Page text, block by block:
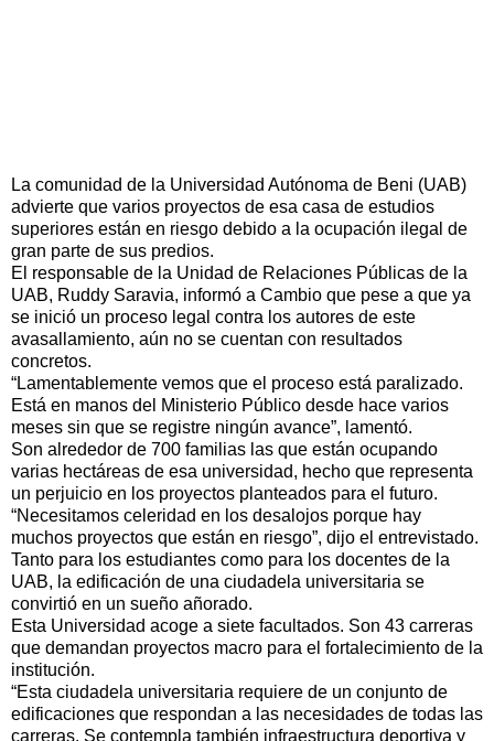
La comunidad de la Universidad Autónoma de Beni (UAB)
advierte que varios proyectos de esa casa de estudios
superiores están en riesgo debido a la ocupación ilegal de
gran parte de sus predios.
El responsable de la Unidad de Relaciones Públicas de la
UAB, Ruddy Saravia, informó a Cambio que pese a que ya
se inició un proceso legal contra los autores de este
avasallamiento, aún no se cuentan con resultados
concretos.
“Lamentablemente vemos que el proceso está paralizado.
Está en manos del Ministerio Público desde hace varios
meses sin que se registre ningún avance”, lamentó.
Son alrededor de 700 familias las que están ocupando
varias hectáreas de esa universidad, hecho que representa
un perjuicio en los proyectos planteados para el futuro.
“Necesitamos celeridad en los desalojos porque hay
muchos proyectos que están en riesgo”, dijo el entrevistado.
Tanto para los estudiantes como para los docentes de la
UAB, la edificación de una ciudadela universitaria se
convirtió en un sueño añorado.
Esta Universidad acoge a siete facultados. Son 43 carreras
que demandan proyectos macro para el fortalecimiento de la
institución.
“Esta ciudadela universitaria requiere de un conjunto de
edificaciones que respondan a las necesidades de todas las
carreras. Se contempla también infraestructura deportiva y